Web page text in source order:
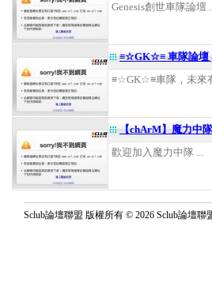
Genesis創世車隊論壇
≡☆GK☆≡ 車隊論壇
≡☆GK☆≡車隊，未來
【chArM】魔力中
歡迎加入魔力中隊 ...
Sclub論壇聯盟 版權所有 © 2026 Sclub論壇聯